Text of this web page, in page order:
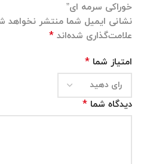
خوراکی سرمه ای”
نشانی ایمیل شما منتشر نخواهد
علامت‌گذاری شده‌اند *
امتیاز شما *
دیدگاه شما *